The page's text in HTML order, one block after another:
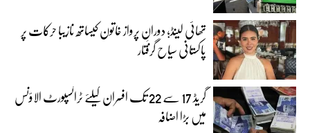
تھائی لینڈ؛ دورانِ پرواز خاتون کیساتھ نازیبا حرکات پر
پاکستانی سیاح گرفتار
گریڈ 17 سے 22 تک افسران کیلئے ٹرانسپورٹ الاؤنس
میں بڑا اضافہ